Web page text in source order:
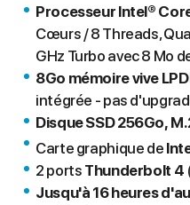
Processeur Intel®
Cœurs / 8 Threads,
GHz Turbo avec 8 Mo
8Go mémoire vive
intégrée - pas
Disque SSD 256Go,
Carte graphique de
2 ports Thunderbolt 4
Jusqu'à 16 heures